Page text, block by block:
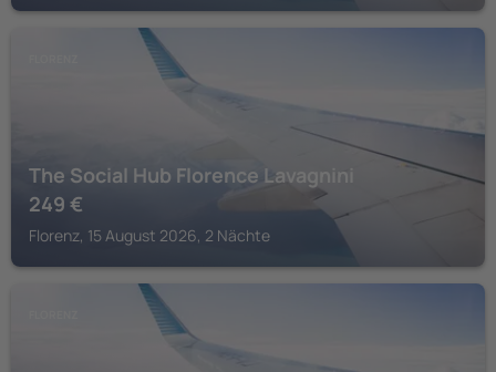
The Social Hub Florence Lavagnini
249 €
Florenz, 15 August 2026, 2 Nächte